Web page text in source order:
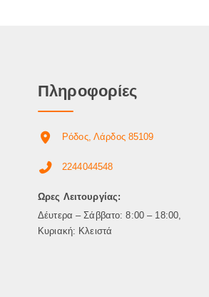
Πληροφορίες
Ρόδος, Λάρδος 85109
2244044548
Ωρες Λειτουργίας:
Δέυτερα – Σάββατο: 8:00 – 18:00,
Κυριακή: Κλειστά